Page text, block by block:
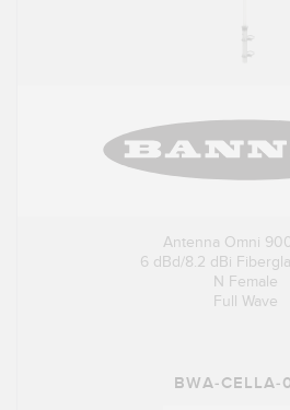
Antenna Omni
6 dBd/8.2 dBi
N Female
Full Wave
BWA-CELLA-